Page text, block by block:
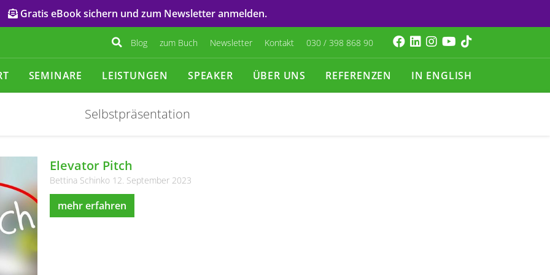
Gratis eBook sichern und zum Newsletter anmelden.
Blog zum Buch Newsletter Kontakt 030 / 398 868 90
SEMINARE LEISTUNGEN SPEAKER ÜBER UNS REFERENZEN IN ENGLISH
Selbstpräsentation
Elevator Pitch
Bettina Schinko 12. September 2023
mehr erfahren